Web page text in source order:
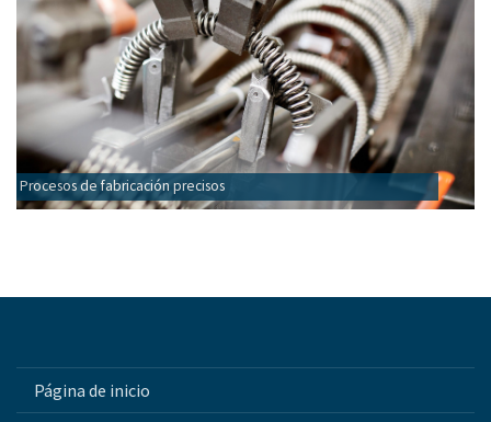
Procesos de fabricación precisos
Página de inicio